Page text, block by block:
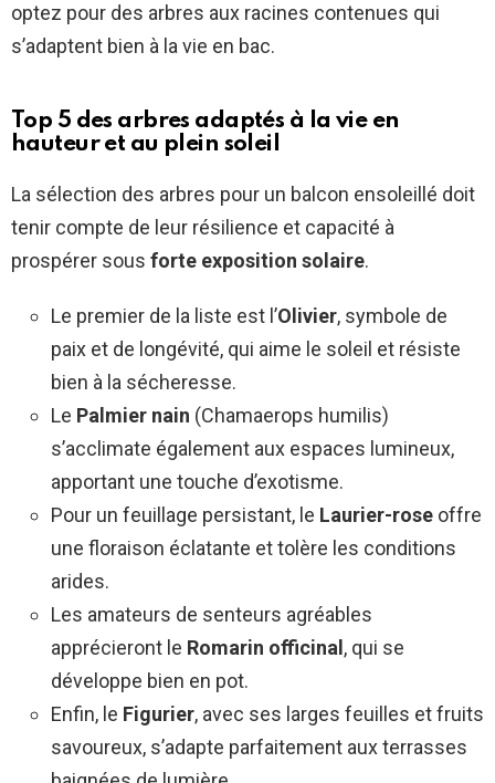
optez pour des arbres aux racines contenues qui
s’adaptent bien à la vie en bac.
Top 5 des arbres adaptés à la vie en
hauteur et au plein soleil
La sélection des arbres pour un balcon ensoleillé doit
tenir compte de leur résilience et capacité à
prospérer sous forte exposition solaire.
Le premier de la liste est l’Olivier, symbole de
paix et de longévité, qui aime le soleil et résiste
bien à la sécheresse.
Le Palmier nain (Chamaerops humilis)
s’acclimate également aux espaces lumineux,
apportant une touche d’exotisme.
Pour un feuillage persistant, le Laurier-rose offre
une floraison éclatante et tolère les conditions
arides.
Les amateurs de senteurs agréables
apprécieront le Romarin officinal , qui se
développe bien en pot.
Enfin, le Figurier, avec ses larges feuilles et fruits
savoureux, s’adapte parfaitement aux terrasses